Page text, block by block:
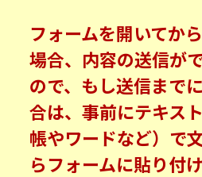
フォームを開いてか
場合、内容の送信が
ので、もし送信まで
合は、事前にテキス
帳やワードなど）で
らフォームに貼り付